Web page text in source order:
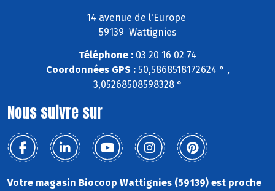
14 avenue de l'Europe
59139 Wattignies
Téléphone : 03 20 16 02 74
Coordonnées GPS :50,5868518172624 ° ,
3,05268508598328 °
Nous suivre sur
Votre magasin Biocoop Wattignies (59139) est proche